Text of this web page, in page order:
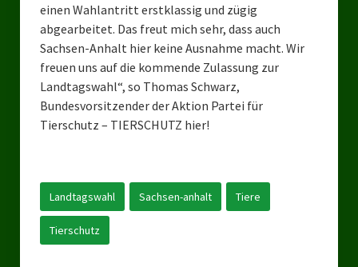
Landesverband Sachsen
Landesverband Schleswig-Holstein
Landesverband Mecklenburg-Vorpommern
Kommunale Gremien
Ratsfraktion Tierschutz Aktiv Neuss Jetzt!
einen Wahlantritt erstklassig und zügig
abgearbeitet. Das freut mich sehr, dass auch
Sachsen-Anhalt hier keine Ausnahme macht. Wir
freuen uns auf die kommende Zulassung zur
Landtagswahl“, so Thomas Schwarz,
Bundesvorsitzender der Aktion Partei für
Tierschutz – TIERSCHUTZ hier!
Landtagswahl Sachsen-anhalt Tiere
Tierschutz